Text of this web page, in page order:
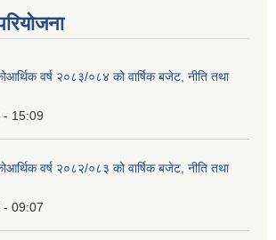
वर्ष २०८३/०८४ को वार्षिक बजेट, नीति तथा
- 15:09
वर्ष २०८२/०८३ को वार्षिक बजेट, नीति तथा
- 09:07